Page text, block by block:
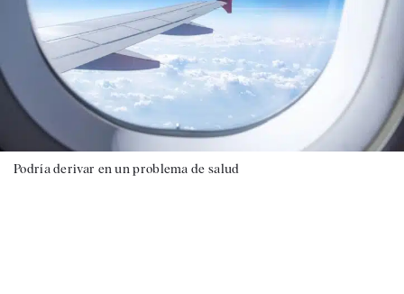
Podría derivar en un problema de salud